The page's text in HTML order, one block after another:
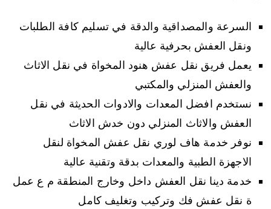
السرعة والمصداقية والدقة في تسليم كافة الطلبات
ونقل العفش بحرفية عالية
يعمل فريق نقل عفش هنود المخواة في نقل الاثاث
والعفش المنزلي والمكتبي
نستخدم افضل المعدات والادوات الحديثة في نقل
العفش والاثاث المنزلي دون خدش الاثاث
نوفر خدمة هاف لوري نقل عفش المخواة لنقل
الاجهزة الطبية والمعدات بدقة وتقنية عالية
خدمة دينا نقل العفش داخل وخارج المنطقة م ع عمل
ة نقل عفش فك وتركيب وتغليف كامل